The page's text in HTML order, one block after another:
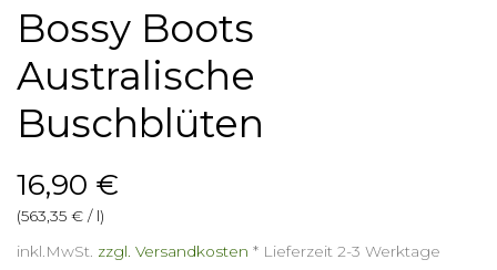
Bossy Boots
Australische
Buschblüten
16,90 €
(563,35 € / l)
inkl.MwSt. zzgl. Versandkosten * Lieferzeit 2-3 Werktage